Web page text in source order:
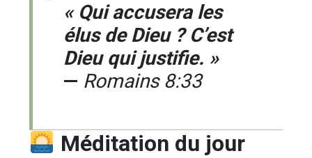
« Qui accusera les
élus de Dieu ? C’est
Dieu qui justifie. »
— Romains 8:33
Méditation du jour